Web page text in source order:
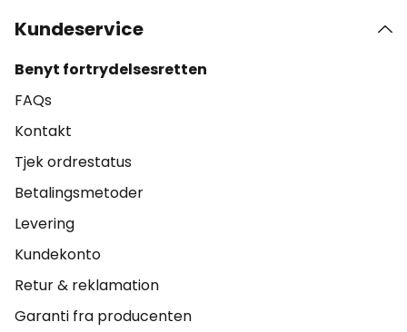
Kundeservice
Benyt fortrydelsesretten
FAQs
Kontakt
Tjek ordrestatus
Betalingsmetoder
Levering
Kundekonto
Retur & reklamation
Garanti fra producenten